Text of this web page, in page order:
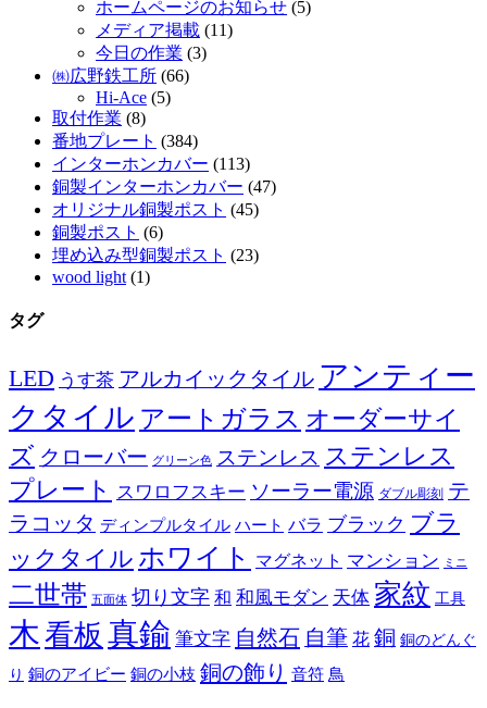
ホームページのお知らせ (5)
メディア掲載 (11)
今日の作業 (3)
㈱広野鉄工所 (66)
Hi-Ace (5)
取付作業 (8)
番地プレート (384)
インターホンカバー (113)
銅製インターホンカバー (47)
オリジナル銅製ポスト (45)
銅製ポスト (6)
埋め込み型銅製ポスト (23)
wood light (1)
タグ
LED うす茶 アルカイックタイル アンティー
クタイル アートガラス オーダーサイ
ズ クローバー グリーン色 ステンレス ステンレス
プレート スワロフスキー ソーラー電源 ダブル彫刻 テ
ラコッタ ディンプルタイル ハート バラ ブラック ブラ
ックタイル ホワイト マグネット マンション ミニ
二世帯 五面体 切り文字 和 和風モダン 天体 家紋 工具
木看板 真鍮 筆文字 自然石 自筆 花 銅 銅のどんぐ
り 銅のアイビー 銅の小枝 銅の飾り 音符 鳥